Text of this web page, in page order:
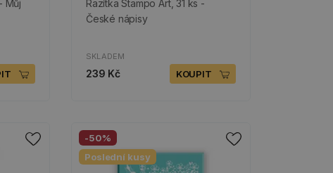
Můj
Razítka Stampo Art, 31 ks -
České nápisy
SKLADEM
239 Kč KOUPIT
-50%
Poslední kusy